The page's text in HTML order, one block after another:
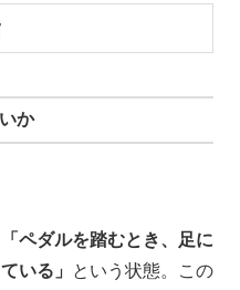
か
「ペダルを踏むとき、足に
いる」
という状態。
この